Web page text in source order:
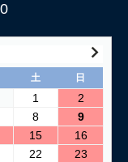
壁の塗り替え方法
イント
土 日
1
2
8
9
15
16
22
23